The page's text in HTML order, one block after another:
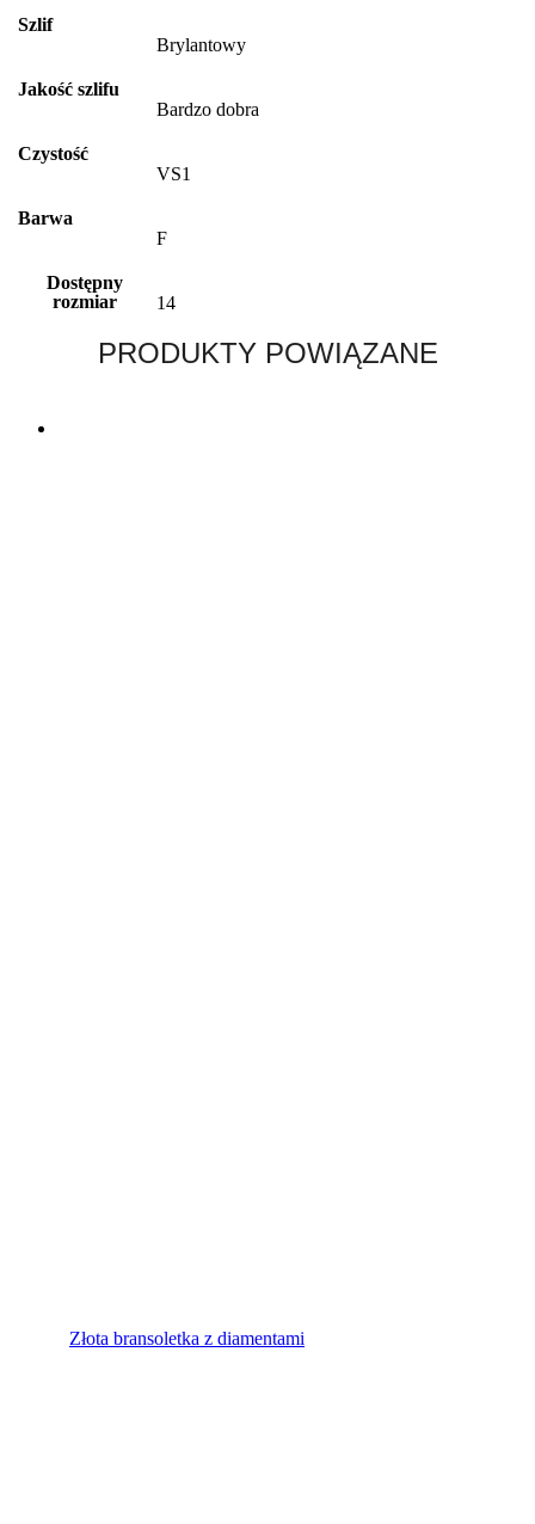
Szlif
Brylantowy
Jakość szlifu
Bardzo dobra
Czystość
VS1
Barwa
F
Dostępny
rozmiar
14
PRODUKTY POWIĄZANE
Złota bransoletka z diamentami